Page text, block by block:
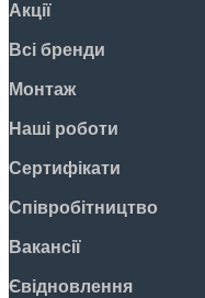
Акції
Всі бренди
Монтаж
Наші роботи
Сертифікати
Співробітництво
Вакансії
Євідновлення